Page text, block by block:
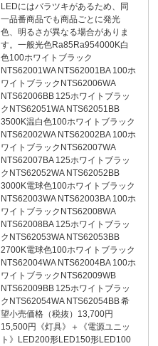
LEDにはバラツキがあるため、同
一品番商品でも商品ごとに発光
色、明るさが異なる場合がありま
す。一般光色Ra85Ra954000K白
色100ホワイトブラック
NTS62001WA NTS62001BA 100ホ
ワイトブラックNTS62006WA
NTS62006BB 125ホワイトブラッ
クNTS62051WA NTS62051BB
3500K温白色100ホワイトブラック
NTS62002WA NTS62002BA 100ホ
ワイトブラックNTS62007WA
NTS62007BA 125ホワイトブラッ
クNTS62052WA NTS62052BB
3000K電球色100ホワイトブラック
NTS62003WA NTS62003BA 100ホ
ワイトブラックNTS62008WA
NTS62008BA 125ホワイトブラッ
クNTS62053WA NTS62053BB
2700K電球色100ホワイトブラック
NTS62004WA NTS62004BA 100ホ
ワイトブラックNTS62009WB
NTS62009BB 125ホワイトブラッ
クNTS62054WA NTS62054BB 希
望小売価格（税抜）13,700円
15,500円《灯具》＋《電源ユニッ
ト》LED200形LED150形LED100